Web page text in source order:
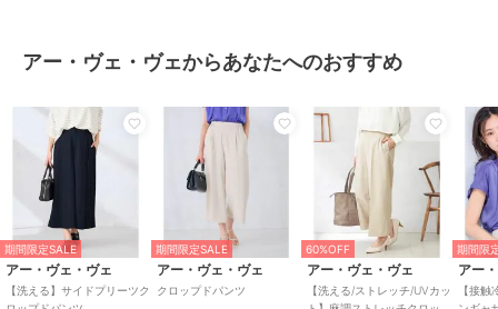
※商品画像は、光の当たり具合やパソコンなどの閲覧環境により
商品の色味の目安は商品単体の画像をご参照ください。
期間限定セール開催中
ブランド アー・ヴェ・ヴェ
ショップ アー・ヴェ・ヴェ
アー・ヴェ・ヴェからあなたへのおすすめ
期間限定SALE
アー・ヴェ・ヴェ
【洗える】サイドプリーツク
期間限定SALE
アー・ヴェ・ヴェ
クロップドパンツ
60%OFF
アー・ヴェ・ヴェ
【洗える/ストレッチ/UVカッ
期間限
アー
【接